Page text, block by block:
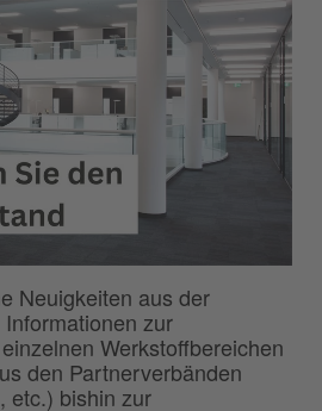
Neuigkeiten aus der
zur
Werkstoffbereichen
den Partnerverbänden
etc.) bishin zur